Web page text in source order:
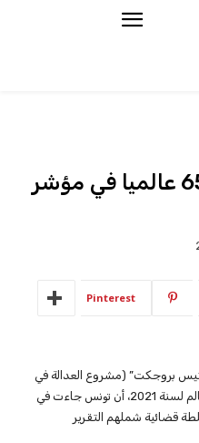
تونس تحتل المرتبة 65 عالميا في مؤشر
Pinterest
بروجكت” (مشروع العدالة في
العالم) حول مؤشر سيادة القانون في العالم لسنة 2021، أن تونس جاءت في